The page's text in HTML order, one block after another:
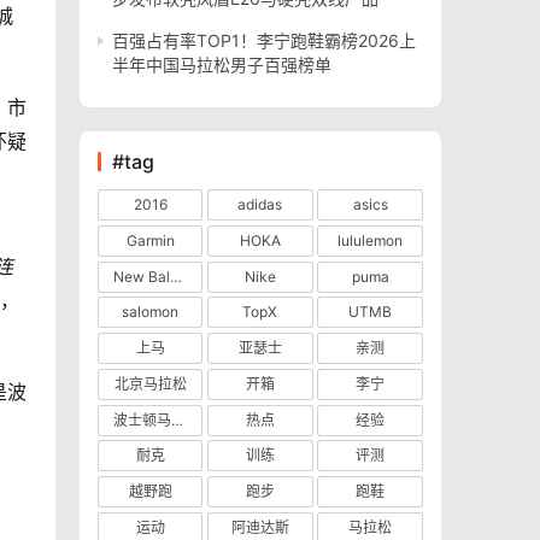
市
疑
波
百强占有率TOP1！李宁跑鞋霸榜2026上
半年中国马拉松男子百强榜单
#tag
2016 adidas
asics
Garmin
HOKA
lululemon
New Balance
Nike
puma
salomon
TopX
UTMB
上马
亚瑟士
亲测
北京马拉松
开箱
李宁
波士顿马拉松
热点
经验
耐克
训练
评测
越野跑
跑步
跑鞋
运动
阿迪达斯 马拉松